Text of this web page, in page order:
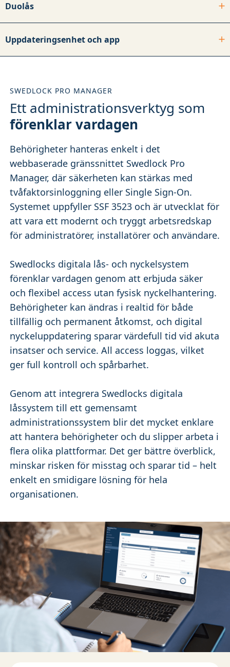
Duolås
Uppdateringsenhet och app
SWEDLOCK PRO MANAGER
Ett administrationsverktyg som
förenklar vardagen
Behörigheter hanteras enkelt i det
webbaserade gränssnittet Swedlock Pro
Manager, där säkerheten kan stärkas med
tvåfaktorsinloggning eller Single Sign-On.
Systemet uppfyller SSF 3523 och är utvecklat för
att vara ett modernt och tryggt arbetsredskap
för administratörer, installatörer och användare.
Swedlocks digitala lås- och nyckelsystem
förenklar vardagen genom att erbjuda säker
och flexibel access utan fysisk nyckelhantering.
Behörigheter kan ändras i realtid för både
tillfällig och permanent åtkomst, och digital
nyckeluppdatering sparar värdefull tid vid akuta
insatser och service. All access loggas, vilket
ger full kontroll och spårbarhet.
Genom att integrera Swedlocks digitala
låssystem till ett gemensamt
administrationssystem blir det mycket enklare
att hantera behörigheter och du slipper arbeta i
flera olika plattformar. Det ger bättre överblick,
minskar risken för misstag och sparar tid – helt
enkelt en smidigare lösning för hela
organisationen.